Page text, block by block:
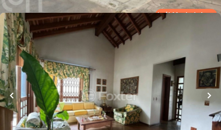
Loft Marketplace
Cód.983472
R$980.000,00
303m²• banheiros
Casa
Rua Tupiniquins,Ideal, Novo Hamburgo